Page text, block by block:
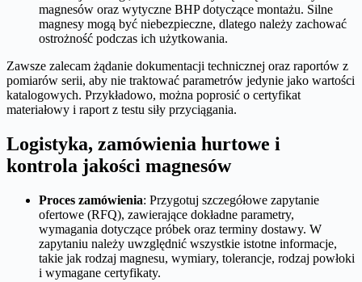
magnesów oraz wytyczne BHP dotyczące montażu. Silne
magnesy mogą być niebezpieczne, dlatego należy zachować
ostrożność podczas ich użytkowania.
Zawsze zalecam żądanie dokumentacji technicznej oraz raportów z
pomiarów serii, aby nie traktować parametrów jedynie jako wartości
katalogowych. Przykładowo, można poprosić o certyfikat
materiałowy i raport z testu siły przyciągania.
Logistyka, zamówienia hurtowe i
kontrola jakości magnesów
Proces zamówienia: Przygotuj szczegółowe zapytanie
ofertowe (RFQ), zawierające dokładne parametry,
wymagania dotyczące próbek oraz terminy dostawy. W
zapytaniu należy uwzględnić wszystkie istotne informacje,
takie jak rodzaj magnesu, wymiary, tolerancje, rodzaj powłoki
i wymagane certyfikaty.